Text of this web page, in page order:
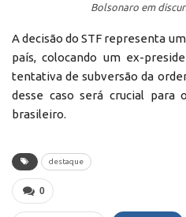
Bolsonaro em
A decisão do STF representa
país, colocando um ex-
tentativa de subversão da
desse caso será crucial
brasileiro.
destaque
0